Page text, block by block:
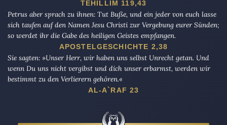
TEHILLIM 119,43
Petrus aber sprach zu ihnen: Tut Buße, und ein jeder von euch lasse
sich taufen auf den Namen Jesu Christi zur Vergebung eurer Sünden;
so werdet ihr die Gabe des heiligen Geistes empfangen.
APOSTELGESCHICHTE 2,38
Sie sagten: »Unser Herr, wir haben uns selbst Unrecht getan. Und
wenn Du uns nicht vergibst und dich unser erbarmst, werden wir
bestimmt zu den Verlierern gehören.«
AL-A`RAF 23